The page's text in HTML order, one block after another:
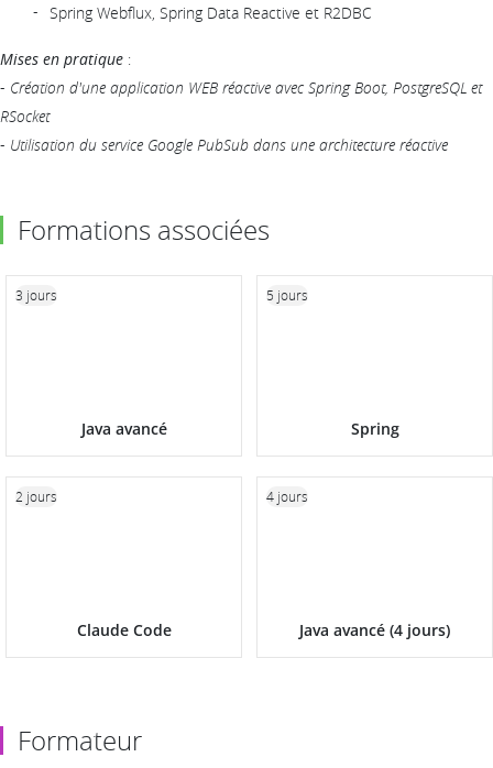
Spring Webflux, Spring Data Reactive et R2DBC
Mises en pratique :
- Création d'une application WEB réactive avec Spring Boot, PostgreSQL et
RSocket
- Utilisation du service Google PubSub dans une architecture réactive
Formations associées
Java avancé
3 jours
Spring
5 jours
Claude Code
2 jours
Java avancé (4 jours)
4 jours
Formateur